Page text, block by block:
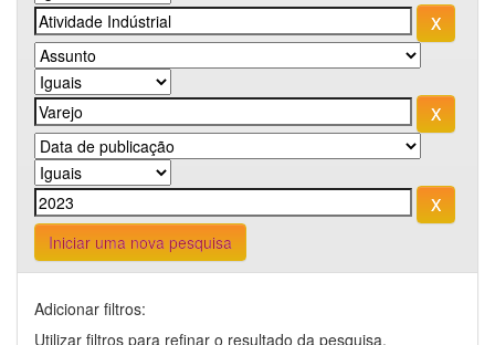
Iniciar uma nova pesquisa
Adicionar filtros:
Utilizar filtros para refinar o resultado da pesquisa.